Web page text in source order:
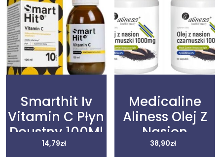
Smarthit Iv
Vitamin C Płyn
Doustny 100Ml
14,79zł
Medicaline
Aliness Olej Z
Nasion
Czarnuszki
38,90zł